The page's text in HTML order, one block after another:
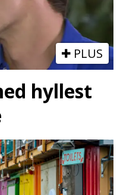
PLUS
hyllest